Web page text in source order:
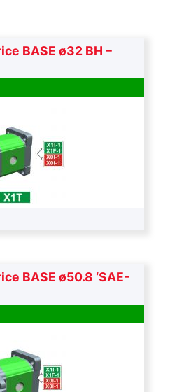
BASE ø32 BH –
BASE ø50.8 ‘SAE-